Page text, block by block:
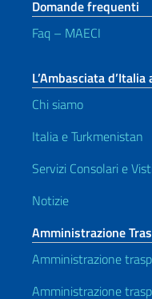
Domande frequenti
Faq – MAECI
L’Ambasciata
Chi siamo
Italia e Turkmenistan
Servizi Consolari e Visti
Notizie
Amministrazione
Amministrazione
Amministrazione